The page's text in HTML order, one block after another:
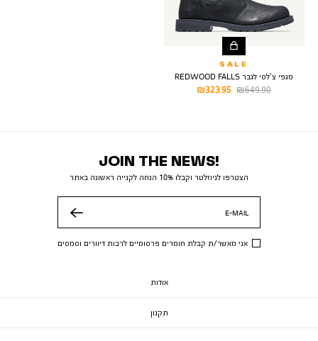
SALE
מגפי צ’לסי לגבר REDWOOD FALLS
מחיר
323.95 ₪
מחיר
649.90 ₪
JOIN THE NEWS!
הצטרפו לניוזלטר וקבלו 10% הנחה לקנייה ראשונה באתר
E-MAIL
אני מאשר/ת קבלת חומרים פרסומיים לרבות דיוורים וסמסים
אודות
תקנון